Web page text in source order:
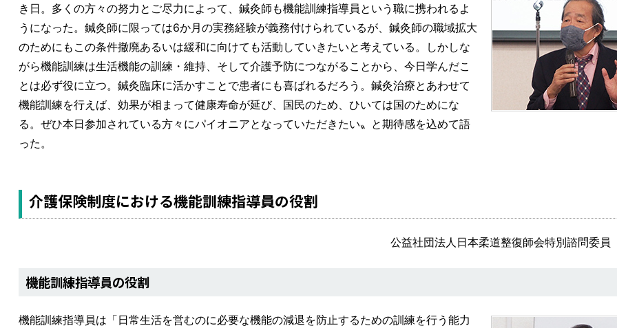
き日。多くの方々の努力とご尽力によって、鍼灸師も機能訓練指導員という職に携われるよ
うになった。鍼灸師に限っては6か月の実務経験が義務付けられているが、鍼灸師の職域拡大
のためにもこの条件撤廃あるいは緩和に向けても活動していきたいと考えている。しかしな
がら機能訓練は生活機能の訓練・維持、そして介護予防につながることから、今日学んだこ
とは必ず役に立つ。鍼灸臨床に活かすことで患者にも喜ばれるだろう。鍼灸治療とあわせて
機能訓練を行えば、効果が相まって健康寿命が延び、国民のため、ひいては国のためにな
る。ぜひ本日参加されている方々にパイオニアとなっていただきたい〟と期待感を込めて語
った。
介護保険制度における機能訓練指導員の役割
公益社団法人日本柔道整復師会特別諮問委
機能訓練指導員の役割
機能訓練指導員は「日常生活を営むのに必要な機能の減退を防止するための訓練を行う能力